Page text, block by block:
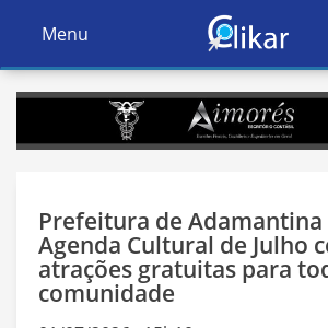
Ativar
Navegação
Menu
Prefeitura de
Agenda Cultural de Julho
atrações gratuitas para
comunidade